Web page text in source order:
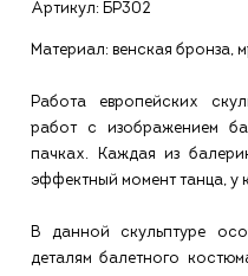
Артикул: БР302
Материал: венская бронза,
Работа европейских
работ с изображением
пачках. Каждая из
эффектный момент танца, у
В данной скульптуре
деталям балетного